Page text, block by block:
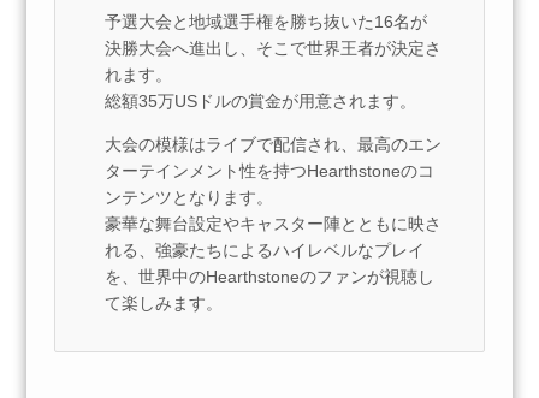
予選大会と地域選手権を勝ち抜いた16名が
決勝大会へ進出し、そこで世界王者が決定さ
れます。
総額35万USドルの賞金が用意されます。
大会の模様はライブで配信され、最高のエン
ターテインメント性を持つHearthstoneのコ
ンテンツとなります。
豪華な舞台設定やキャスター陣とともに映さ
れる、強豪たちによるハイレベルなプレイ
を、世界中のHearthstoneのファンが視聴し
て楽しみます。